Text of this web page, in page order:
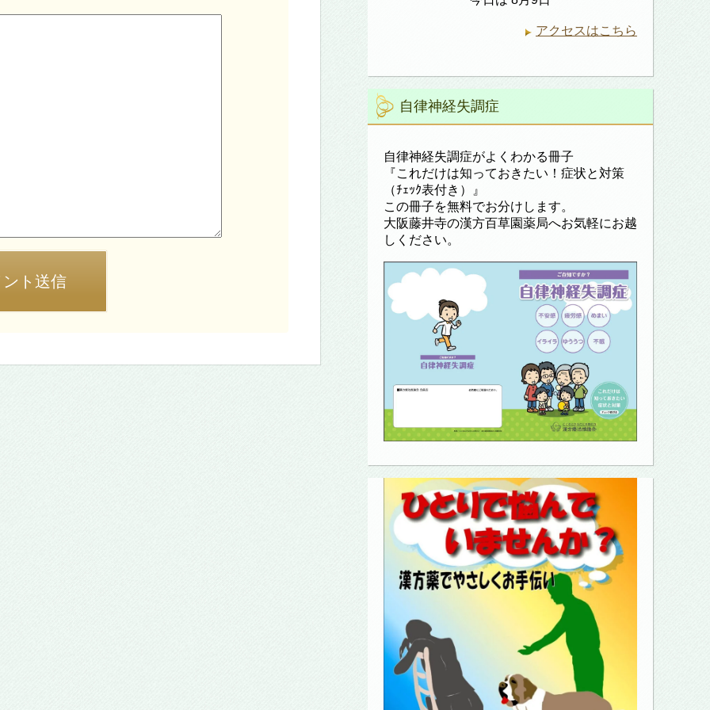
ト送信
アクセスはこちら
自律神経失調症
自律神経失調症がよくわかる冊子
『これだけは知っておきたい！症状と対策
（ﾁｪｯｸ表付き）』
この冊子を無料でお分けします。
大阪藤井寺の漢方百草園薬局へお気軽にお越
しください。